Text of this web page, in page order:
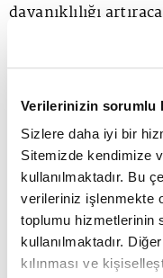
Verilerinizin sorumlu
Sizlere daha iyi bir
Sitemizde kendimize
kullanılmaktadır. Bu
verileriniz işlenmekte
toplumu hizmetlerinin
kullanılmaktadır.
kılınması ve
dayanıklılığı
sonraki krize daha
sistematik
oluşun petrol ve
güçlendirmesi,
hale getirmesi için
Bu basit çerçeveyi